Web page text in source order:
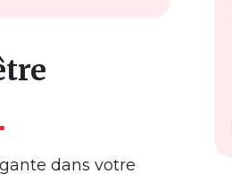
dans votre